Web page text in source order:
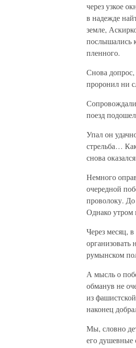
через узкое
в надежде
земле,
послышались
пленного.
Снова
проронил ни
поезд
Упал он
стрельба…
снова
Немного
очередной
проволоку. До
Однако утром
Через месяц,
организовать
румынском
А мысль о
обманув не
из
наконец
Мы, словно
его душевные